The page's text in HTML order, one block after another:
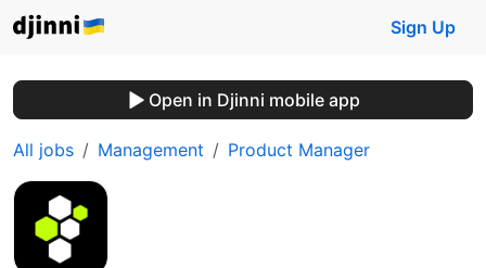
Sign Up
Open in Djinni mobile app
All jobs Management Product Manager